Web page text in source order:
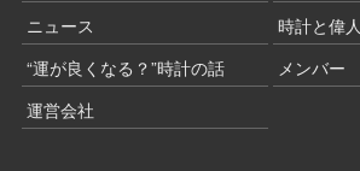
ニュース
時計と偉人
“運が良くなる？”時計の話
メンバー
運営会社